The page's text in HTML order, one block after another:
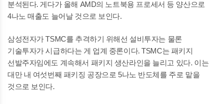
분석된다. 게다가 올해 AMD의 노트북용 프로세서 등 양산으로
4나노 매출도 늘어날 것으로 보인다.
삼성전자가 TSMC를 추격하기 위해선 설비투자는 물론
기술투자가 시급하다는 게 업계 중론이다. TSMC는 패키지
선발주자임에도 계속해서 패키지 생산라인을 늘리고 있다. 이는
대만 내 여섯번째 패키징 공장으로 5나노 반도체를 주로 맡을
것으로 보인다.